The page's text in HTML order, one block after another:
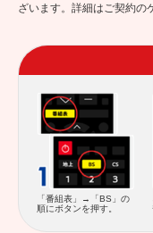
ざいます。詳細はご契約の
「番組表」→「BS」の
順にボタンを押す。